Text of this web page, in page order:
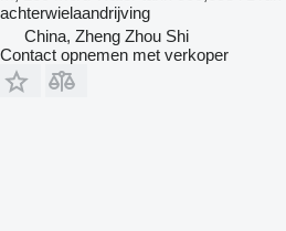
achterwielaandrijving
China, Zheng Zhou Shi
Contact opnemen met verkoper